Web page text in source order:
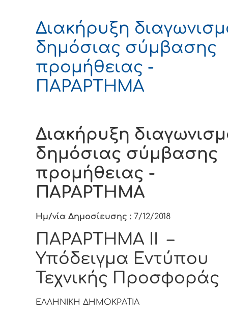
Διακήρυξη
δημόσιας σύμβασης
προμήθειας -
ΠΑΡΑΡΤΗΜΑ
Διακήρυξη
δημόσιας σύμβασης
προμήθειας -
ΠΑΡΑΡΤΗΜΑ
Ημ/νία Δημοσίευσης : 7/12/2018
ΠΑΡΑΡΤΗΜΑ ΙΙ –
Υπόδειγμα Εντύπου
Τεχνικής Προσφοράς
ΕΛΛΗΝΙΚΗ ΔΗΜΟΚΡΑΤΙΑ